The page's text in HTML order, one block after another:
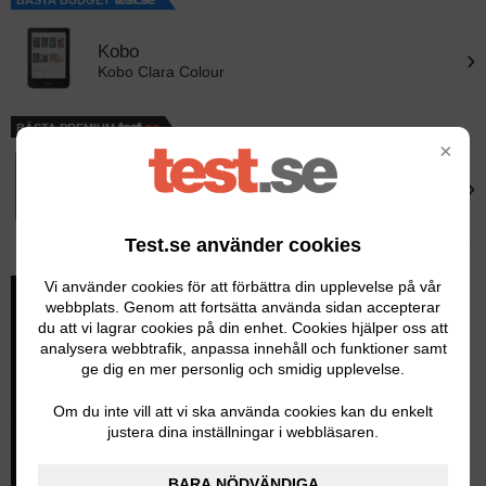
×
Test.se använder cookies
Vi använder cookies för att förbättra din upplevelse på vår
webbplats. Genom att fortsätta använda sidan accepterar
du att vi lagrar cookies på din enhet. Cookies hjälper oss att
analysera webbtrafik, anpassa innehåll och funktioner samt
ge dig en mer personlig och smidig upplevelse.
Om du inte vill att vi ska använda cookies kan du enkelt
justera dina inställningar i webbläsaren.
Kobo
Kobo Clara Colour ›
BÄSTA PREMIUM
›